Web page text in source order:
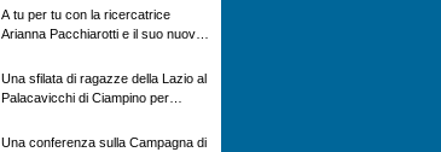
classificato generale – il diploma di
elogio e benemerenza per l’opera
A tu per tu con la ricercatrice
Arianna Pacchiarotti e il suo nuovo
Una sfilata di ragazze della Lazio al
Palacavicchi di Ciampino per
Una conferenza sulla Campagna di